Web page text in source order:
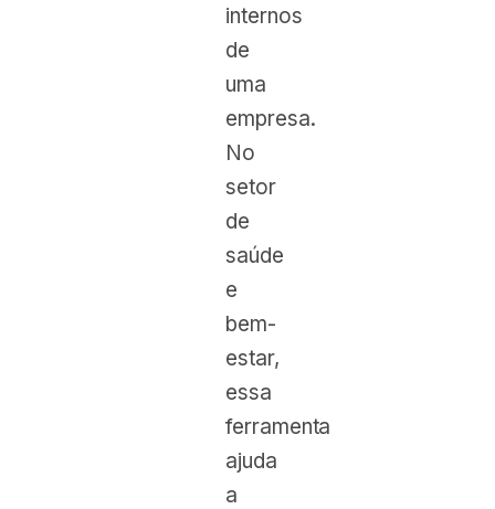
internos
de
uma
empresa.
No
setor
de
saúde
e
bem-
estar,
essa
ferramenta
ajuda
a